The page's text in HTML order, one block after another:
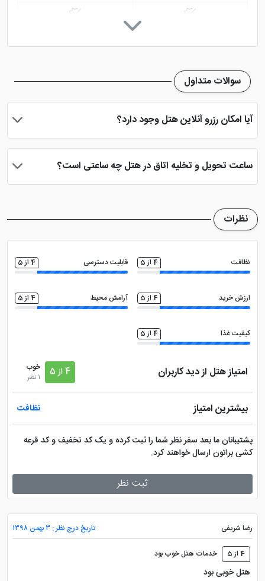
خدمات خشک شویی (لاندری) چایخانه
نمازخانه فضای سبز
سوالات متداول
آیا امکان رزرو آنلاین هتل وجود دارد؟
بله، با انتخاب تاریخ ورود و خروج، نوع اتاق و تعداد نفرات می توانید
دریافت نمایید.
ساعت تحویل و تخلیه اتاق در هتل چه ساعتی است؟
ساعت تحویل اتاق ساعت 2 بعد از ظهر و ساعت تخلیه اتاق 12 ظهر
نظرات
نظافت 4 از 5 قابلیت دسترسی 4 از 5
ارزش خرید 4 از 5 آرامش محیط 4 از 5
کیفیت غذا 4 از 5
امتیاز هتل از دید کاربران 4 از 5
خوب
1 نظر
بیشترین امتیاز نظافت
پشتیبانان ما بعد سفر نظر شما را ثبت کرده و یک کد تخفیف و کد قرعه
کشی براتون ارسال خواهند کرد.
ثبت نظر
رضا شریفی تاریخ درج نظر : ۳ بهمن ۱۳۹۸
4 از 5 خدمات هتل خوب بود
هتل خوبی بود